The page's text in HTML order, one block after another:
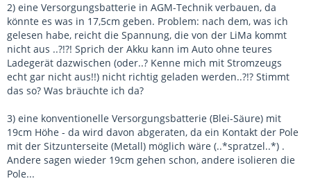
2) eine Versorgungsbatterie in AGM-Technik verbauen, da
könnte es was in 17,5cm geben. Problem: nach dem, was ich
gelesen habe, reicht die Spannung, die von der LiMa kommt
nicht aus ..?!?! Sprich der Akku kann im Auto ohne teures
Ladegerät dazwischen (oder..? Kenne mich mit Stromzeugs
echt gar nicht aus!!) nicht richtig geladen werden..?!? Stimmt
das so? Was bräuchte ich da?
3) eine konventionelle Versorgungsbatterie (Blei-Säure) mit
19cm Höhe - da wird davon abgeraten, da ein Kontakt der Pole
mit der Sitzunterseite (Metall) möglich wäre (..*spratzel..*) .
Andere sagen wieder 19cm gehen schon, andere isolieren die
Pole...